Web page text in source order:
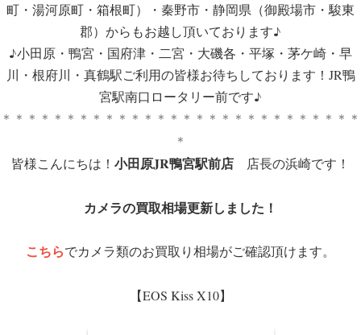
町・湯河原町・箱根町）・秦野市・静岡県（御殿場市・駿東
郡）からもお越し頂いております♪
♪小田原・鴨宮・国府津・二宮・大磯各・平塚・茅ケ崎・早
川・根府川・真鶴駅ご利用の皆様お待ちしております！JR鴨
宮駅南口ロータリー前です♪
＊＊＊＊＊＊＊＊＊＊＊＊＊＊＊＊＊＊＊＊＊＊＊＊＊＊＊＊
＊
皆様こんにちは！ 小田原JR鴨宮駅前店 店長の浜崎です！
カメラの買取相場更新しました！
こちらでカメラ類のお買取り相場がご確認頂けます。
【EOS Kiss X10】